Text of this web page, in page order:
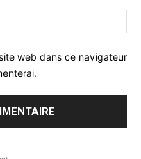
:
web dans ce navigateur